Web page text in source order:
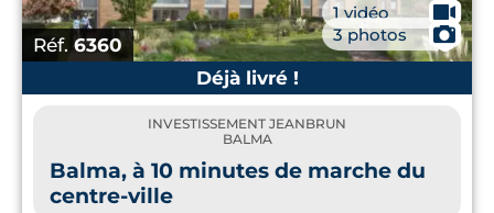
Réf. 6360
1 vidéo 🎥
3 photos
📷
Déjà livré !
INVESTISSEMENT JEANBRUN
BALMA
Balma, à 10 minutes de marche du
centre-ville